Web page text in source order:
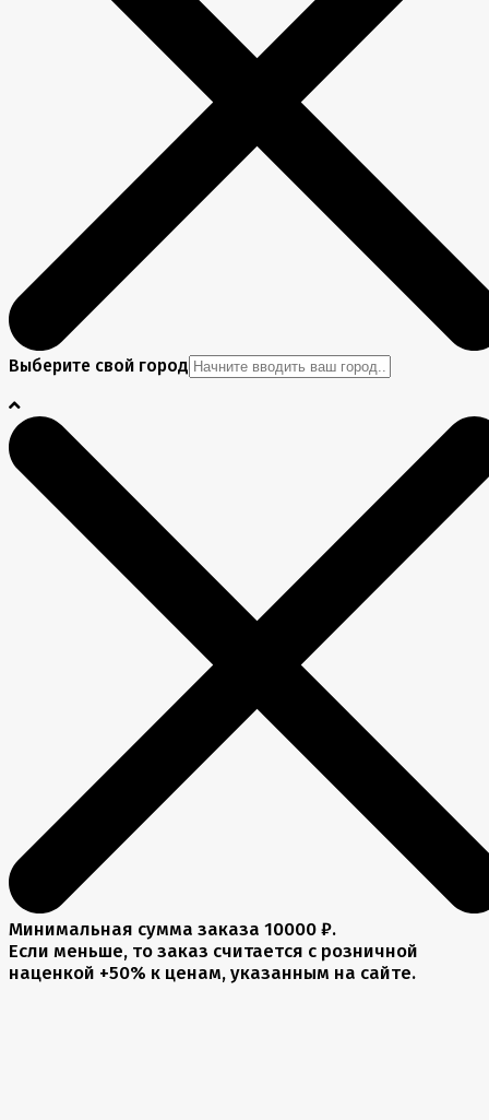
Выберите свой город
Минимальная сумма заказа 10000 ₽.
Если меньше, то заказ считается с розничной
наценкой +50% к ценам, указанным на сайте.